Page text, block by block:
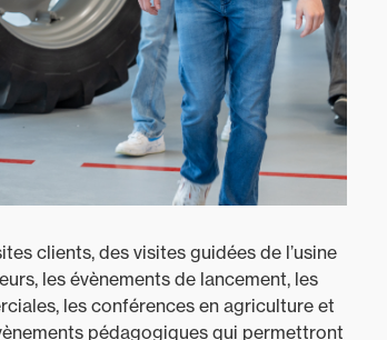
clients, des visites guidées de l’usine
les évènements de lancement, les
les conférences en agriculture et
pédagogiques qui permettront